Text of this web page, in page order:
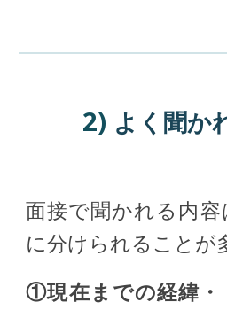
2) よく聞か
面接で聞かれる内
に分けられることが
①現在までの経緯・